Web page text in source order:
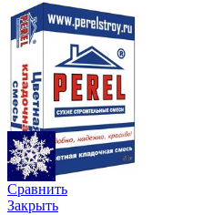
Сравнить
Закрыть